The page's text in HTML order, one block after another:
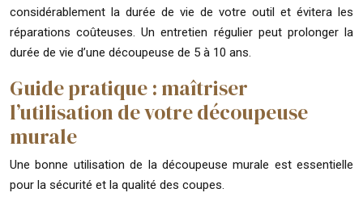
considérablement la durée de vie de votre outil et évitera les
réparations coûteuses. Un entretien régulier peut prolonger la
durée de vie d’une découpeuse de 5 à 10 ans.
Guide pratique : maîtriser
l’utilisation de votre découpeuse
murale
Une bonne utilisation de la découpeuse murale est essentielle
pour la sécurité et la qualité des coupes.